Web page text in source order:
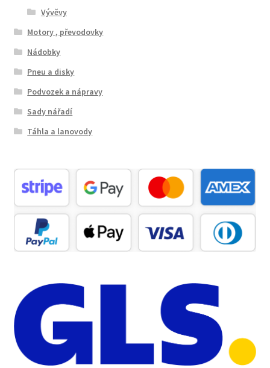
Vývěvy
Motory , převodovky
Nádobky
Pneu a disky
Podvozek a nápravy
Sady nářadí
Táhla a lanovody